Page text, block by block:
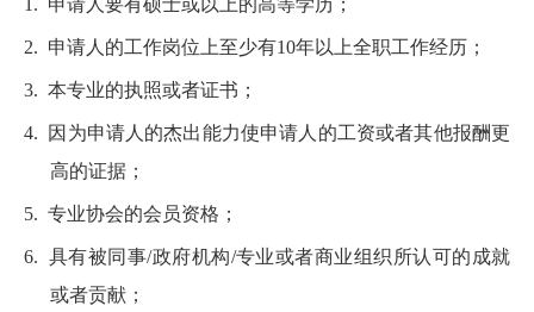
1. 申请人要有硕士或以上的高等学历；
2. 申请人的工作岗位上至少有10年以上全职工作经历；
3. 本专业的执照或者证书；
4.
因为申请人的杰出能力使申请人的工资或者其他报酬更
高的证据；
5. 专业协会的会员资格；
6. 具有被同事/政府机构/专业或者商业组织所认可的成就
或者贡献；